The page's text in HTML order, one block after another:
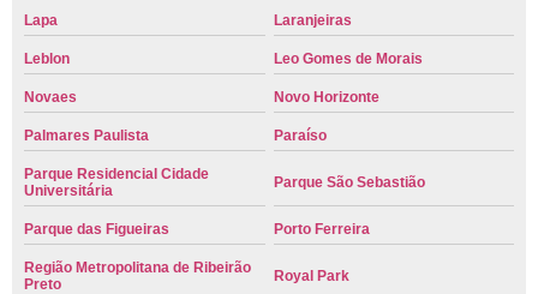
Lapa Laranjeiras
Leblon Leo Gomes de Morais
Novaes Novo Horizonte
Palmares Paulista Paraíso
Parque Residencial Cidade
Universitária
Parque São Sebastião
Parque das Figueiras Porto Ferreira
Região Metropolitana de Ribeirão
Preto
Royal Park